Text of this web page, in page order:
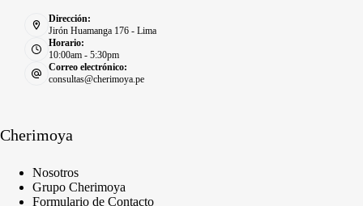
Dirección:
Jirón Huamanga 176 - Lima
Horario:
10:00am - 5:30pm
Correo electrónico:
consultas@cherimoya.pe
Cherimoya
Nosotros
Grupo Cherimoya
Formulario de Contacto